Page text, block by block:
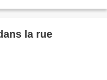
la rue